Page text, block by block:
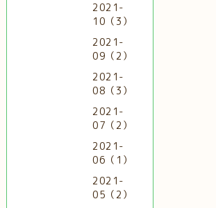
2021-
10（3）
2021-
09（2）
2021-
08（3）
2021-
07（2）
2021-
06（1）
2021-
05（2）